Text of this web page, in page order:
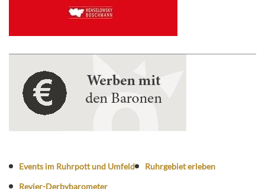
Events im Ruhrpott und Umfeld
Ruhrgebiet erleben
Revier-Derbybarometer